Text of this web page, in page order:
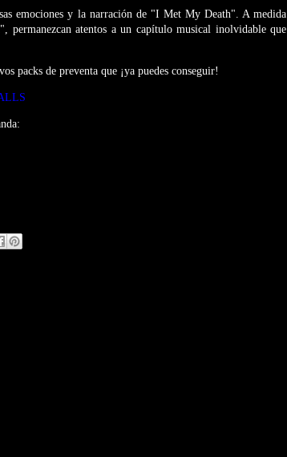
emociones y la narración de "I Met My Death". A medida
permanezcan atentos a un capítulo musical inolvidable que
packs de preventa que ¡ya puedes conseguir!